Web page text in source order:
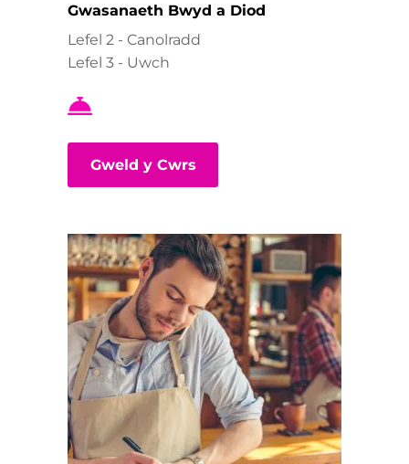
Gwasanaeth Bwyd a Diod
Lefel 2 - Canolradd
Lefel 3 - Uwch
Gweld y Cwrs